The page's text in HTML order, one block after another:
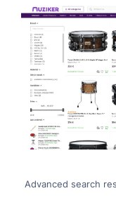
Advanced search